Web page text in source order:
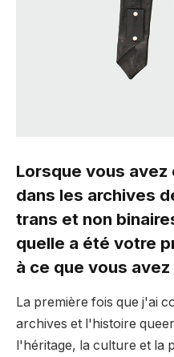
Lorsque vous
dans les archives
trans et non
quelle a été votre
à ce que vous avez
La première fois que j'ai
archives et l'histoire
l'héritage, la culture et la